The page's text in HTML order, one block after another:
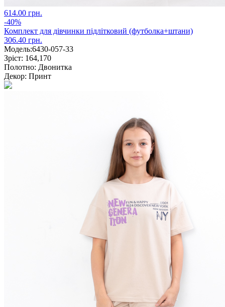
614.00 грн.
-40%
Комплект для дівчинки підлітковий (футболка+штани)
306.40 грн.
Модель:6430-057-33
Зріст: 164,170
Полотно: Двонитка
Декор: Принт